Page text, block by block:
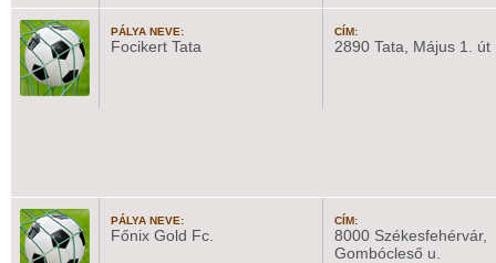
PÁLYA NEVE:
Focikert Tata
CÍM:
2890 Tata, Május 1. út
PÁLYA NEVE:
Főnix Gold Fc.
CÍM:
8000 Székesfehérvár,
Gombócleső u.